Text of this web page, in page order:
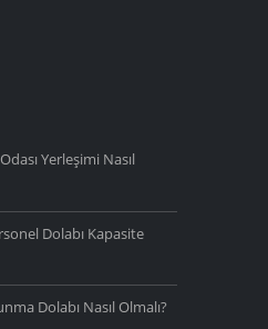
Yerleşimi Nasıl
Dolabı Kapasite
Dolabı Nasıl Olmalı?